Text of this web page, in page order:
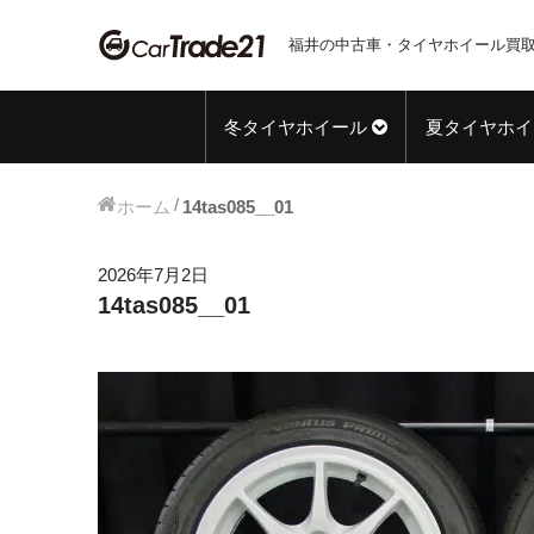
福井の中古車・タイヤホイール買
冬タイヤホイール 夏タイヤホ
ホーム 14tas085__01
2026年7月2日
14tas085__01